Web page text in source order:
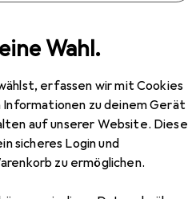
Wahl.
erfassen wir mit Cookies
Informationen zu deinem Gerät
auf unserer Website. Diese
sicheres Login und
zu ermöglichen.
vidaXL Naldenried
cm
Naldenried